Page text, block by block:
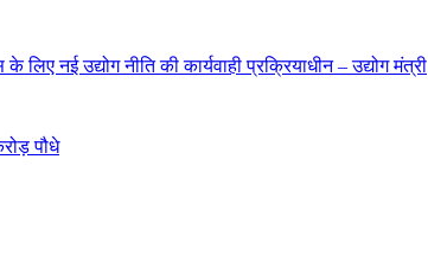
नई उद्योग नीति की कार्यवाही प्रक्रियाधीन – उद्योग मंत्री
पौधे